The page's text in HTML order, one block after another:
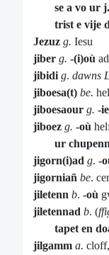
se a vo ur
trist e vije
Jezuz g. Iesu
jiber g. -(i)où
jibidi g. dawns
jiboesa(t) be.
jiboesaour g. -
jiboez g. -où
ur
jigorn(i)ad g. -
jigorniañ be.
jiletenn b. -où
jiletennad b. (
tapet en
jilgamm a.